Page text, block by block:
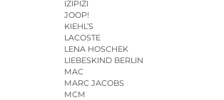
IZIPIZI
JOOP!
KIEHL’S
LACOSTE
LENA HOSCHEK
LIEBESKIND BERLIN
MAC
MARC JACOBS
MCM